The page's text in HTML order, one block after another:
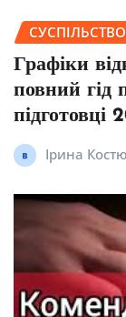
СУСПІЛЬСТВО
Графіки
повний гід
підготовці
Ірина